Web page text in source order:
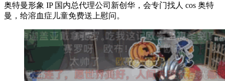
奥特曼形象 IP 国内总代理公司新创华，会专门找人 cos 奥特
曼，给溶血症儿童免费送上慰问。